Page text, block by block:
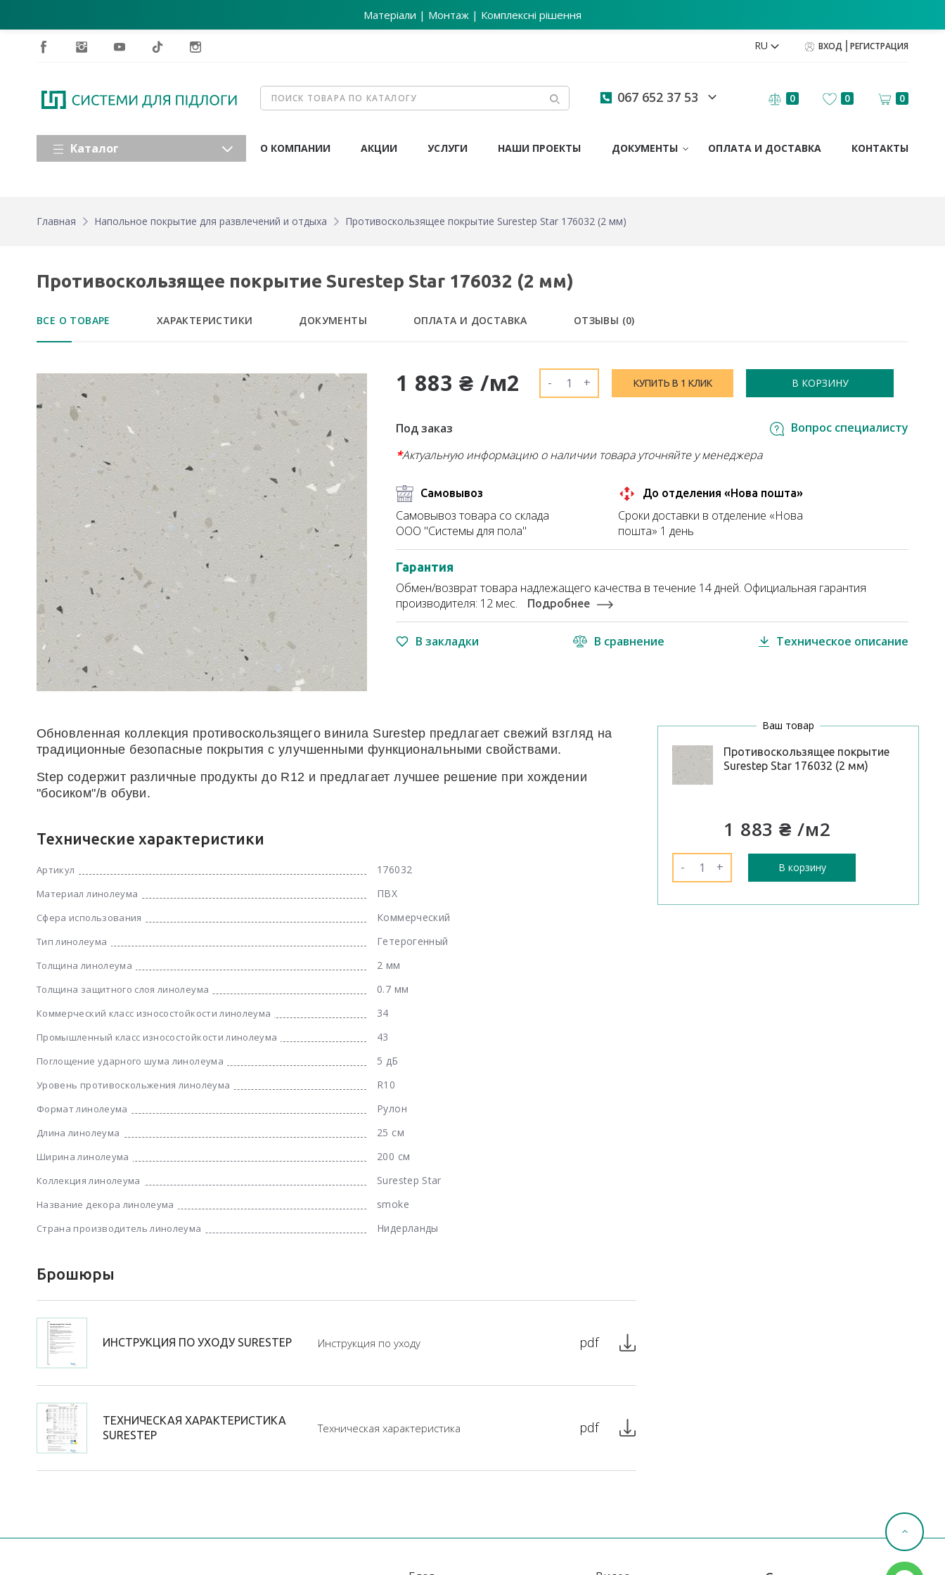
Матеріали | Монтаж | Комплексні рішення
RU ВХОД РЕГИСТРАЦИЯ
067 652 37 53 0 0 0
Каталог О КОМПАНИИ АКЦИИ УСЛУГИ НАШИ ПРОЕКТЫ ДОКУМЕНТЫ ОПЛАТА И ДОСТАВКА КОНТАКТЫ
Главная Напольное покрытие для развлечений и отдыха Противоскользящее покрытие Surestep Star 176032 (2 мм)
Противоскользящее покрытие Surestep Star 176032 (2 мм)
ВСЕ О ТОВАРЕ ХАРАКТЕРИСТИКИ ДОКУМЕНТЫ ОПЛАТА И ДОСТАВКА ОТЗЫВЫ (0)
1 883 ₴ /м2 - + КУПИТЬ В 1 КЛИК В КОРЗИНУ
Под заказ
Вопрос специалисту
*Актуальную информацию о наличии товара уточняйте у менеджера
Самовывоз
Самовывоз товара со склада
ООО "Системы для пола"
До отделения «Нова пошта»
Сроки доставки в отделение «Нова
пошта» 1 день
Гарантия
Обмен/возврат товара надлежащего качества в течение 14 дней. Официальная гарантия
производителя: 12 мес.
Подробнее
В закладки В сравнение Техническое описание
Обновленная коллекция противоскользящего винила Surestep предлагает свежий взгляд на
традиционные безопасные покрытия с улучшенными функциональными свойствами.
Step содержит различные продукты до R12 и предлагает лучшее решение при хождении
"босиком"/в обуви.
Технические характеристики
Артикул 176032
Материал линолеума ПВХ
Сфера использования Коммерческий
Тип линолеума Гетерогенный
Толщина линолеума 2 мм
Толщина защитного слоя линолеума 0.7 мм
Коммерческий класс износостойкости линолеума 34
Промышленный класс износостойкости линолеума 43
Поглощение ударного шума линолеума 5 дБ
Уровень противоскольжения линолеума R10
Формат линолеума Рулон
Длина линолеума 25 см
Ширина линолеума 200 см
Коллекция линолеума Surestep Star
Название декора линолеума smoke
Страна производитель линолеума Нидерланды
Брошюры
ИНСТРУКЦИЯ ПО УХОДУ SURESTEP Инструкция по уходу pdf
ТЕХНИЧЕСКАЯ ХАРАКТЕРИСТИКА
SURESTEP
Техническая характеристика pdf
Ваш товар
Противоскользящее покрытие
Surestep Star 176032 (2 мм)
1 883 ₴/м2
- + В корзину